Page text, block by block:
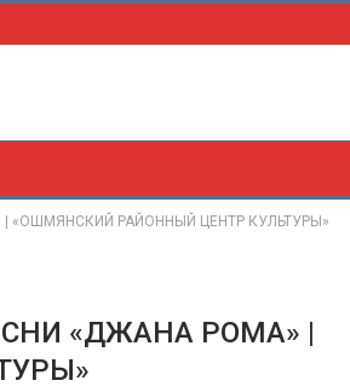
«ОШМЯНСКИЙ РАЙОННЫЙ ЦЕНТР КУЛЬТУРЫ»
«ДЖАНА РОМА» |